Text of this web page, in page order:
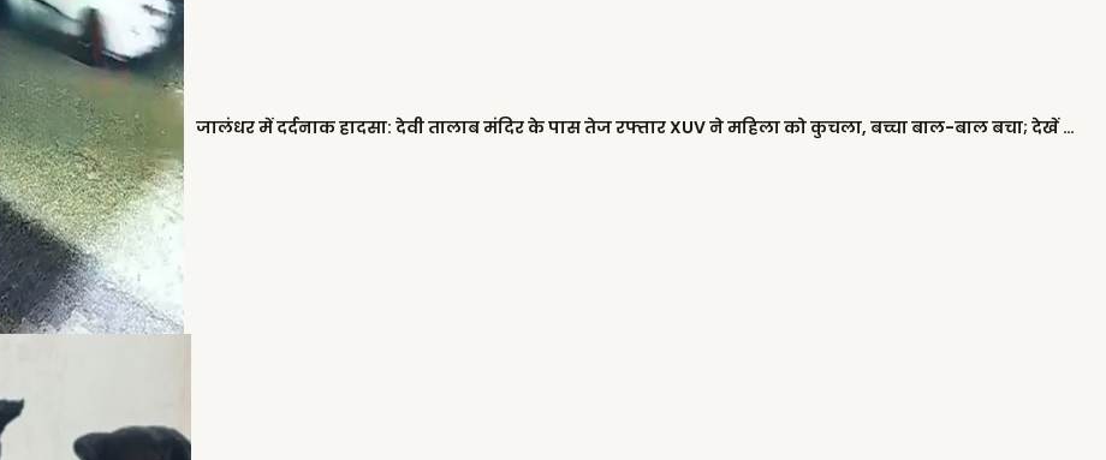
जालंधर में दर्दनाक हादसा: देवी तालाब मंदिर के पास तेज रफ्तार XUV ने महिला को कुचला, बच्चा बाल-बाल बचा; देखें घटना का LIVE VIDEO